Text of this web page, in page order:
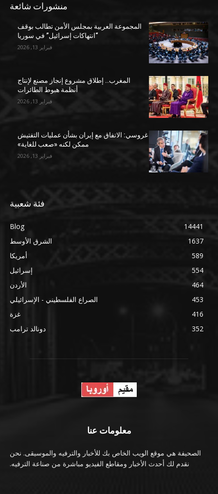
منشورات شائعة
المجموعة العربية بمجلس الأمن تطالب بوقف
“انتهاكات إسرائيل” في سوريا
فبراير 13, 2026
المغرب.. إطلاق مشروع إنجاز مصنع لإنتاج
أنظمة هبوط الطائرات
فبراير 13, 2026
غروسي: الاتفاق مع إيران بشأن عمليات التفتيش
ممكن لكنه «صعب للغاية»
فبراير 13, 2026
فئة شعبية
Blog
14441
الشرق الأوسط
1637
أمريكا
589
إسرائيل
554
الأردن
464
الصراع الفلسطيني - الإسرائيلي
453
غزة
416
دونالد ترامب
352
معلومات عنا
الصحيفة هي موقع الويب الخاص بك للأخبار والترفيه والموسيقى. نحن
نقدم لك أحدث الأخبار ومقاطع الفيديو مباشرة من صناعة الترفيه.